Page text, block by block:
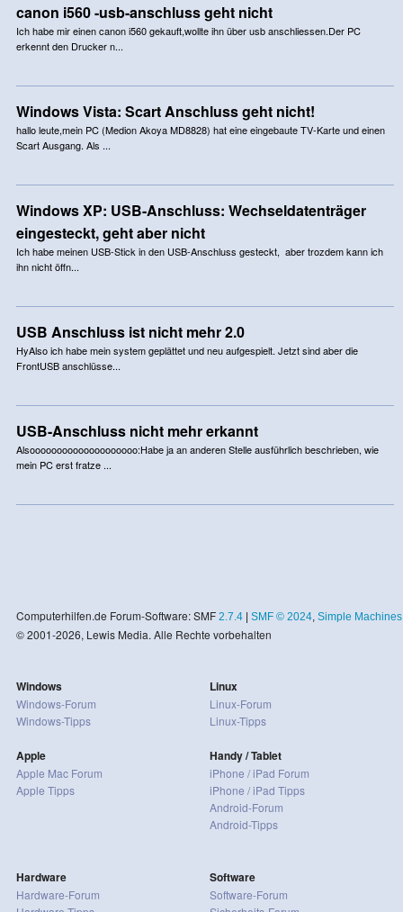
canon i560 -usb-anschluss geht nicht
Ich habe mir einen canon i560 gekauft,wollte ihn über usb anschliessen.Der PC
erkennt den Drucker n...
Windows Vista: Scart Anschluss geht nicht!
hallo leute,mein PC (Medion Akoya MD8828) hat eine eingebaute TV-Karte und einen
Scart Ausgang. Als ...
Windows XP: USB-Anschluss: Wechseldatenträger
eingesteckt, geht aber nicht
Ich habe meinen USB-Stick in den USB-Anschluss gesteckt, aber trozdem kann ich
ihn nicht öffn...
USB Anschluss ist nicht mehr 2.0
HyAlso ich habe mein system geplättet und neu aufgespielt. Jetzt sind aber die
FrontUSB anschlüsse...
USB-Anschluss nicht mehr erkannt
Alsoooooooooooooooooooo:Habe ja an anderen Stelle ausführlich beschrieben, wie
mein PC erst fratze ...
Computerhilfen.de Forum-Software: SMF 2.7.4| SMF © 2024, Simple Machines
© 2001-2026, Lewis Media. Alle Rechte vorbehalten
Windows
Windows-Forum
Windows-Tipps
Apple
Apple Mac Forum
Apple Tipps
Linux
Linux-Forum
Linux-Tipps
Handy / Tablet
iPhone / iPad Forum
iPhone / iPad Tipps
Android-Forum
Android-Tipps
Hardware
Hardware-Forum
Software
Software-Forum